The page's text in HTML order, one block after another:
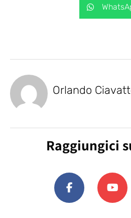
Orlando
Raggiungici